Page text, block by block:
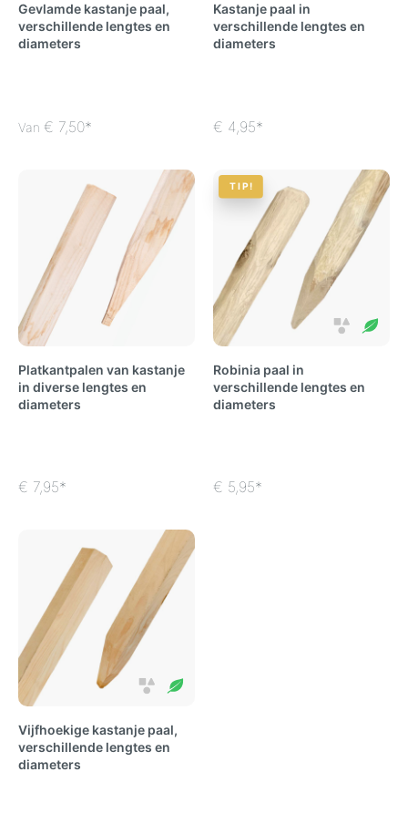
Gevlamde kastanje paal,
verschillende lengtes en
diameters
Van € 7,50*
Kastanje paal in
verschillende lengtes en
diameters
€ 4,95*
Platkantpalen van kastanje
in diverse lengtes en
diameters
€ 7,95*
TIP!
Robinia paal in
verschillende lengtes en
diameters
€ 5,95*
Vijfhoekige kastanje paal,
verschillende lengtes en
diameters